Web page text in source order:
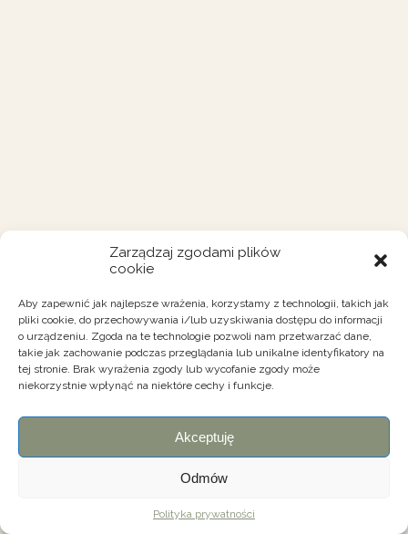
Zarządzaj zgodami plików
cookie
Aby zapewnić jak najlepsze wrażenia, korzystamy z technologii, takich jak
pliki cookie, do przechowywania i/lub uzyskiwania dostępu do informacji
o urządzeniu. Zgoda na te technologie pozwoli nam przetwarzać dane,
takie jak zachowanie podczas przeglądania lub unikalne identyfikatory na
tej stronie. Brak wyrażenia zgody lub wycofanie zgody może
niekorzystnie wpłynąć na niektóre cechy i funkcje.
Akceptuję
Odmów
Polityka prywatności